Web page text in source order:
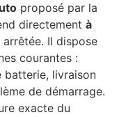
proposé par la
directement à
Il dispose
courantes :
batterie, livraison
de démarrage.
exacte du